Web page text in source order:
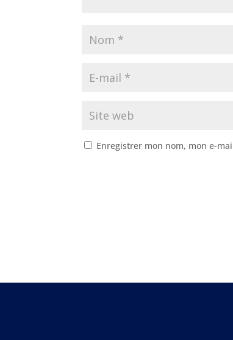
Enregistrer mon nom, mon e-